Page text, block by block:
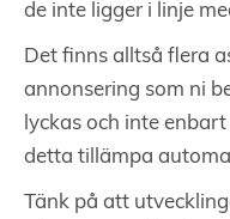
de inte ligger i linje
Det finns alltså flera
annonsering som ni
lyckas och inte
detta tillämpa
Tänk på att